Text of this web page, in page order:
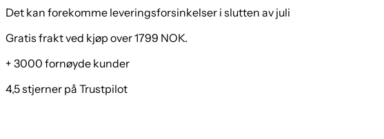
Det kan forekomme leveringsforsinkelser i slutten av juli
Gratis frakt ved kjøp over 1799 NOK.
+ 3000 fornøyde kunder
4,5 stjerner på Trustpilot